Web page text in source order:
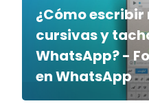
¿Cómo
cursivas y
WhatsApp? -
en WhatsApp